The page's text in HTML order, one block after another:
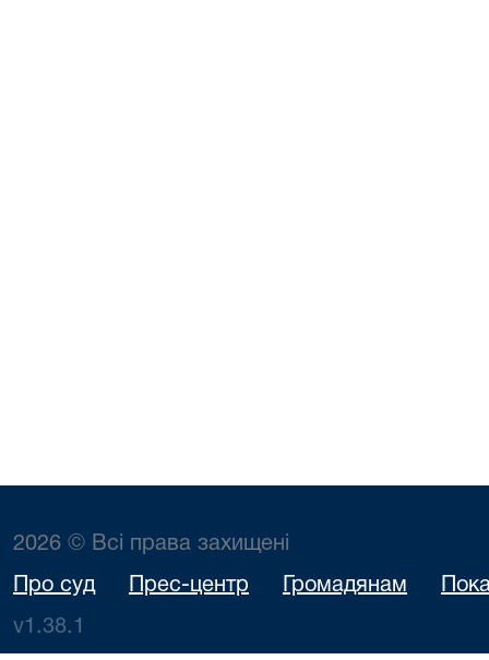
2026 © Всі права захищені
Про суд Прес-центр Громадянам
v1.38.1